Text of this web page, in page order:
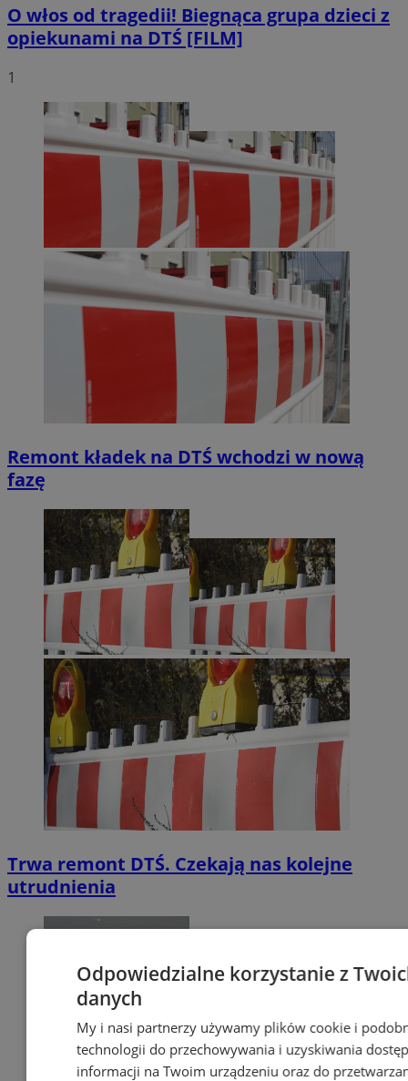
O włos od tragedii! Biegnąca grupa dzieci z
opiekunami na DTŚ [FILM]
1
Remont kładek na DTŚ wchodzi w nową
fazę
Trwa remont DTŚ. Czekają nas kolejne
utrudnienia
Odpowiedzialne korzystanie z
danych
My i nasi partnerzy używamy plików cookie i
technologii do przechowywania i uzyskiwania
informacji na Twoim urządzeniu oraz do